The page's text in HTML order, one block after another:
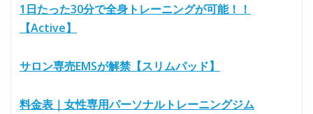
1日たった30分で全身トレーニングが可能！！
【Active】
サロン専売EMSが解禁【スリムパッド】
料金表｜女性専用パーソナルトレーニングジム